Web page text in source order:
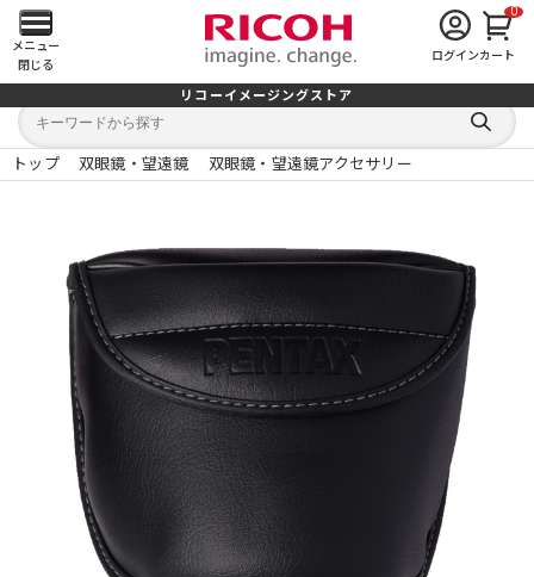
メ
イ
ン
メ
メニュー
閉じる
ログイン
0
カート
リコーイメージングストア
キ
ワ
ー
キ
検
索
る
トップ 双眼鏡・望遠鏡 双眼鏡・望遠鏡アクセサリー